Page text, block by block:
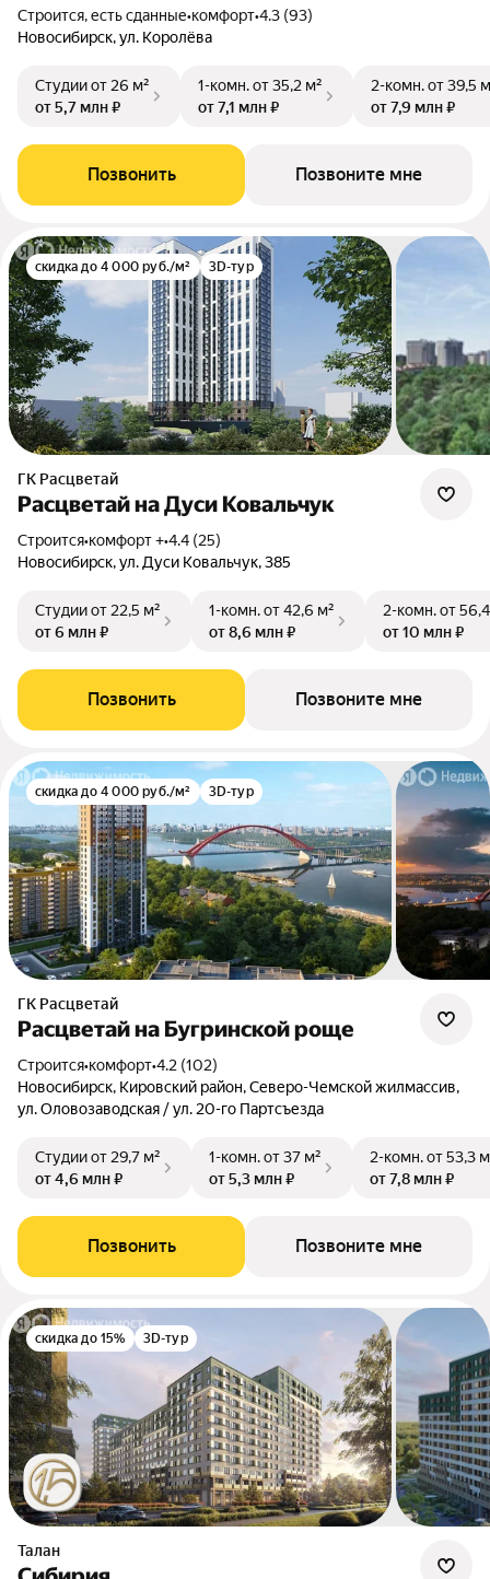
Строится, есть сданные•комфорт•4.3 (93)
Новосибирск, ул. Королёва
Студииот 26 м²
от 5,7 млн ₽
1-комн.от 35,2 м²
от 7,1 млн ₽
2-комн.от 39,5
от 7,9 млн ₽
Позвонить Позвоните мне
скидка до 4 000 руб./м² 3D-тур
ГК Расцветай
Расцветай на Дуси Ковальчук
Строится•комфорт +•4.4 (25)
Новосибирск, ул. Дуси Ковальчук, 385
Студииот 22,5 м²
от 6 млн ₽
1-комн.от 42,6 м²
от 8,6 млн ₽
2-комн.от
от 10 млн ₽
Позвонить Позвоните мне
скидка до 4 000 руб./м² 3D-тур
ГК Расцветай
Расцветай на Бугринской роще
Строится•комфорт•4.2 (102)
Новосибирск, Кировский район, Северо-Чемской жилмассив,
ул. Оловозаводская / ул. 20-го Партсъезда
Студииот 29,7 м²
от 4,6 млн ₽
1-комн.от 37 м²
от 5,3 млн ₽
2-комн.от 53,3
от 7,8 млн ₽
Позвонить Позвоните мне
скидка до 15% 3D-тур
Талан